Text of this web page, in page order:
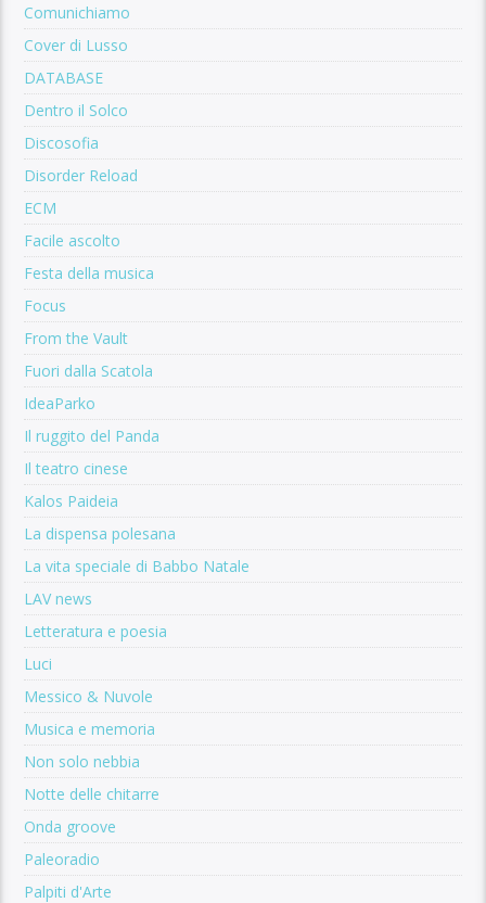
Comunichiamo
Cover di Lusso
DATABASE
Dentro il Solco
Discosofia
Disorder Reload
ECM
Facile ascolto
Festa della musica
Focus
From the Vault
Fuori dalla Scatola
IdeaParko
Il ruggito del Panda
Il teatro cinese
Kalos Paideia
La dispensa polesana
La vita speciale di Babbo Natale
LAV news
Letteratura e poesia
Luci
Messico & Nuvole
Musica e memoria
Non solo nebbia
Notte delle chitarre
Onda groove
Paleoradio
Palpiti d'Arte